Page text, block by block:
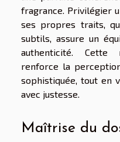
fragrance. Privilégier
ses propres traits,
subtils, assure un
authenticité. Cette
renforce la
sophistiquée, tout en
avec justesse.
Maîtrise du